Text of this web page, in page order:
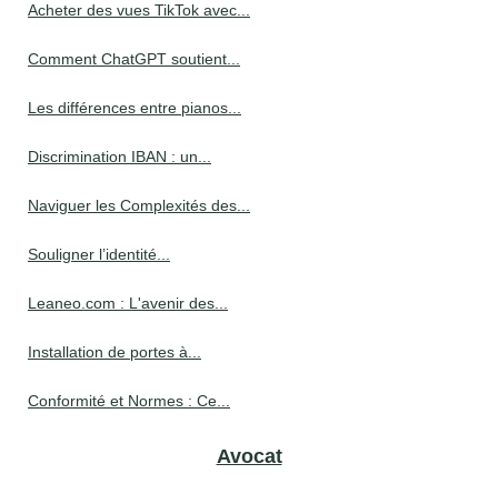
Acheter des vues TikTok avec...
Comment ChatGPT soutient...
Les différences entre pianos...
Discrimination IBAN : un...
Naviguer les Complexités des...
Souligner l’identité...
Leaneo.com : L'avenir des...
Installation de portes à...
Conformité et Normes : Ce...
Avocat